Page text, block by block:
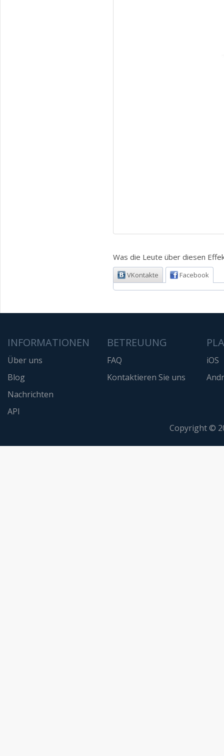
Was die Leute über diesen
VKontakte Facebook
INFORMATIONEN
Über uns
Blog
Nachrichten
API
BETREUUNG
FAQ
Kontaktieren Sie uns
iOS
Copyright ©